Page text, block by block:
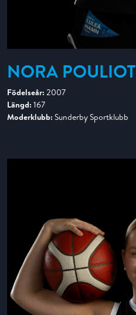
NORA POULIOT
Födelseår: 2007
Längd: 167
Moderklubb: Sunderby Sportklubb